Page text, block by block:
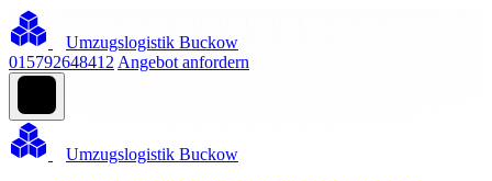
Umzugslogistik Buckow
015792648412 Angebot anfordern
Umzugslogistik Buckow